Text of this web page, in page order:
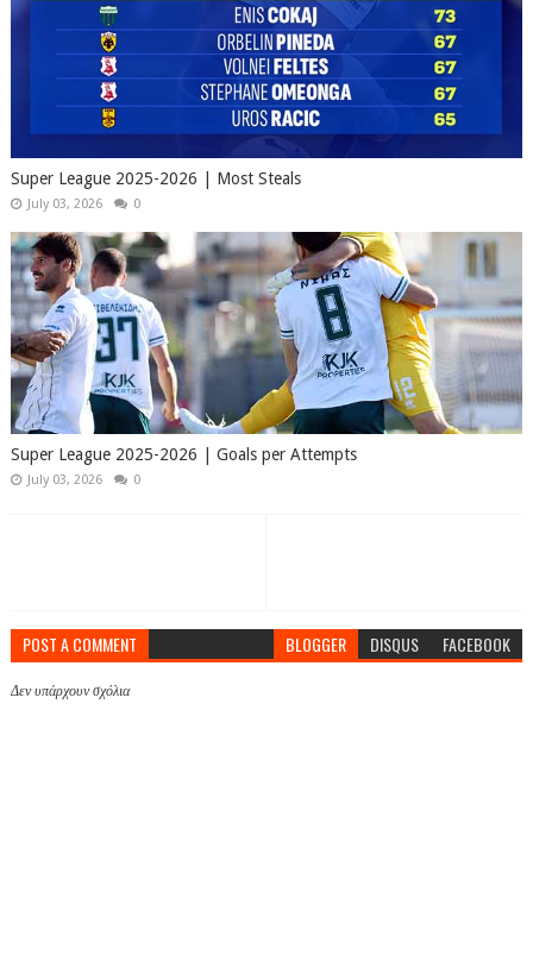
Super League 2025-2026 | Most Steals
July 03, 2026 0
Super League 2025-2026 | Goals per Attempts
July 03, 2026 0
POST A COMMENT BLOGGER DISQUS FACEBOOK
Δεν υπάρχουν σχόλια